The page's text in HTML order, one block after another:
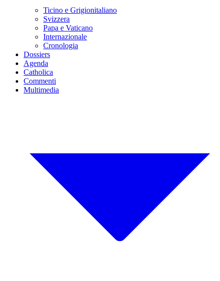
Ticino e Grigionitaliano
Svizzera
Papa e Vaticano
Internazionale
Cronologia
Dossiers
Agenda
Catholica
Commenti
Multimedia